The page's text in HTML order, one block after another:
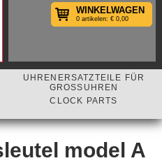
WINKELWAGEN
0 artikelen: € 0,00
UHRENERSATZTEILE FÜR
GROSSUHREN
CLOCK PARTS
model A